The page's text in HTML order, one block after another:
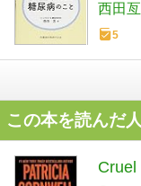
西田亙
5
この本を読んだ
Cruel